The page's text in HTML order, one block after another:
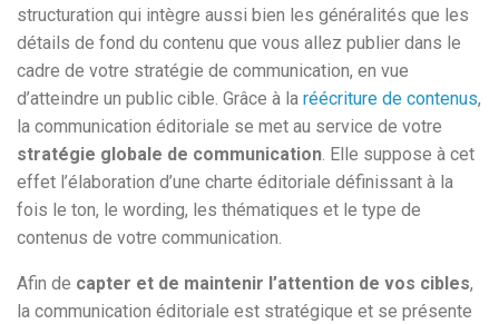
structuration qui intègre aussi bien les généralités que les
détails de fond du contenu que vous allez publier dans le
cadre de votre stratégie de communication, en vue
d’atteindre un public cible. Grâce à la réécriture de contenus,
la communication éditoriale se met au service de votre
stratégie globale de communication. Elle suppose à cet
effet l’élaboration d’une charte éditoriale définissant à la
fois le ton, le wording, les thématiques et le type de
contenus de votre communication.
Afin de capter et de maintenir l’attention de vos cibles,
la communication éditoriale est stratégique et se présente